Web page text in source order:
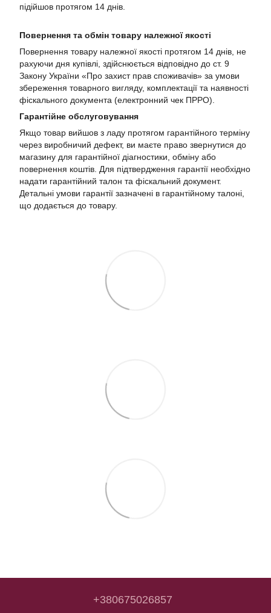
підійшов протягом 14 днів.
Повернення та обмін товару належної якості
Повернення товару належної якості протягом 14 днів, не
рахуючи дня купівлі, здійснюється відповідно до ст. 9
Закону України «Про захист прав споживачів» за умови
збереження товарного вигляду, комплектації та наявності
фіскального документа (електронний чек ПРРО).
Гарантійне обслуговування
Якщо товар вийшов з ладу протягом гарантійного терміну
через виробничий дефект, ви маєте право звернутися до
магазину для гарантійної діагностики, обміну або
повернення коштів. Для підтвердження гарантії необхідно
надати гарантійний талон та фіскальний документ.
Детальні умови гарантії зазначені в гарантійному талоні,
що додається до товару.
+380675026857